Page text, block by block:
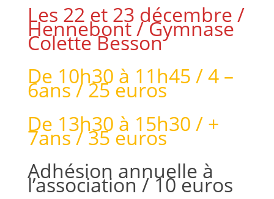
Les 22 et 23 décembre /
Hennebont / Gymnase
Colette Besson
De 10h30 à 11h45 / 4 –
6ans / 25 euros
De 13h30 à 15h30 / +
7ans / 35 euros
Adhésion annuelle à
l’association / 10 euros